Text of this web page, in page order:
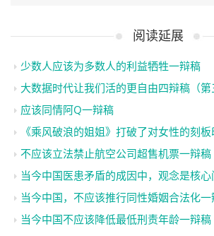
阅读延展
少数人应该为多数人的利益牺牲一辩稿
大数据时代让我们活的更自由四辩稿（第
应该同情阿Q一辩稿
《乘风破浪的姐姐》打破了对女性的刻
不应该立法禁止航空公司超售机票一辩稿
当今中国医患矛盾的成因中，观念是核
当今中国，不应该推行同性婚姻合法化一
当今中国不应该降低最低刑责年龄一辩稿